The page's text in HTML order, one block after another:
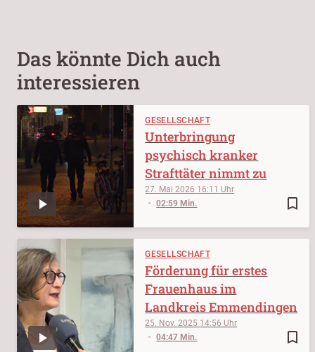
Das könnte Dich auch
interessieren
GESELLSCHAFT
bookmark_border
27. Mai 2026 16:11
02:59 Min.
Unterbringung
psychisch kranker
Strafttäter nimmt zu
GESELLSCHAFT
bookmark_border
25. Nov. 2025 14:56
04:47 Min.
Förderung für erstes
Frauenhaus im
Landkreis Emmendingen